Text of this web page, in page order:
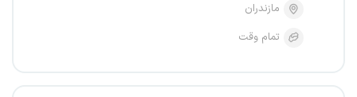
مازندران
تمام وقت